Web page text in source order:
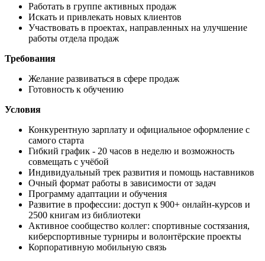
Работать в группе активных продаж
Искать и привлекать новых клиентов
Участвовать в проектах, направленных на улучшение
работы отдела продаж
Требования
Желание развиваться в сфере продаж
Готовность к обучению
Условия
Конкурентную зарплату и официальное оформление с
самого старта
Гибкий график - 20 часов в неделю и возможность
совмещать с учёбой
Индивидуальный трек развития и помощь наставников
Очный формат работы в зависимости от задач
Программу адаптации и обучения
Развитие в профессии: доступ к 900+ онлайн-курсов и
2500 книгам из библиотеки
Активное сообщество коллег: спортивные состязания,
киберспортивные турниры и волонтёрские проекты
Корпоративную мобильную связь